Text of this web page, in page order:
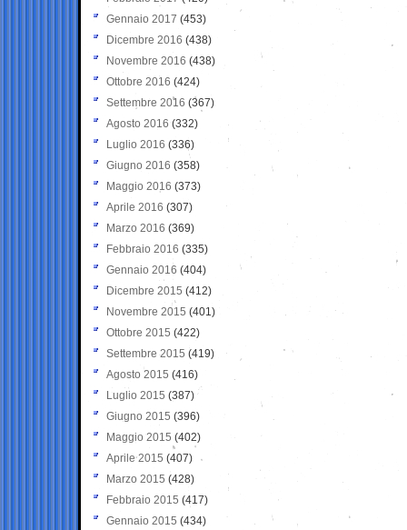
Gennaio 2017 (453)
Dicembre 2016 (438)
Novembre 2016 (438)
Ottobre 2016 (424)
Settembre 2016 (367)
Agosto 2016 (332)
Luglio 2016 (336)
Giugno 2016 (358)
Maggio 2016 (373)
Aprile 2016 (307)
Marzo 2016 (369)
Febbraio 2016 (335)
Gennaio 2016 (404)
Dicembre 2015 (412)
Novembre 2015 (401)
Ottobre 2015 (422)
Settembre 2015 (419)
Agosto 2015 (416)
Luglio 2015 (387)
Giugno 2015 (396)
Maggio 2015 (402)
Aprile 2015 (407)
Marzo 2015 (428)
Febbraio 2015 (417)
Gennaio 2015 (434)